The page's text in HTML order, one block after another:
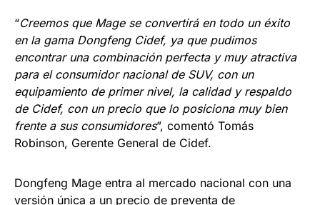
“Creemos que Mage se convertirá en todo un éxito
en la gama Dongfeng Cidef, ya que pudimos
encontrar una combinación perfecta y muy atractiva
para el consumidor nacional de SUV, con un
equipamiento de primer nivel, la calidad y respaldo
de Cidef, con un precio que lo posiciona muy bien
frente a sus consumidores”, comentó Tomás
Robinson, Gerente General de Cidef.
Dongfeng Mage entra al mercado nacional con una
versión única a un precio de preventa de